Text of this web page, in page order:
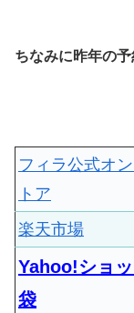
ちなみに昨年の
フィラ公式オ
トア
楽天市場
Yahoo!ショ
袋